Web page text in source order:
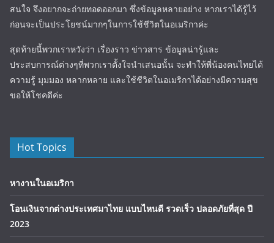
สนใจ จึงอยากจะถ่ายทอดออกมา ซึ่งข้อมูลหลายอย่าง หากเราได้รู้ไว้
ก่อนจะเป็นประโยชน์มากๆในการใช้ชีวิตในอเมริกาค่ะ
สุดท้ายนี้พวกเราหวังว่า เรื่องราว ข่าวสาร ข้อมูลน่ารู้และ
ประสบการณ์ต่างๆที่พวกเราตั้งใจนำเสนอนั้น จะทำให้พี่น้องคนไทยได้
ความรู้ มุมมอง หลากหลาย และใช้ชีวิตในอเมริกาได้อย่างมีความสุข
ขอให้โชคดีค่ะ
Hot Topics
หางานในอเมริกา
โอนเงินจากต่างประเทศมาไทย แบบไหนดี รวดเร็ว ปลอดภัยที่สุด ปี
2023